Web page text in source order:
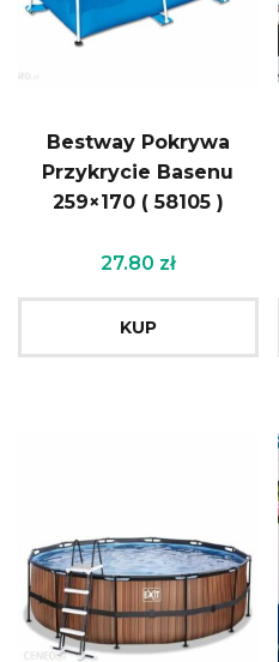
Bestway Pokrywa
Przykrycie Basenu
259×170 ( 58105 )
27.80 zł
KUP